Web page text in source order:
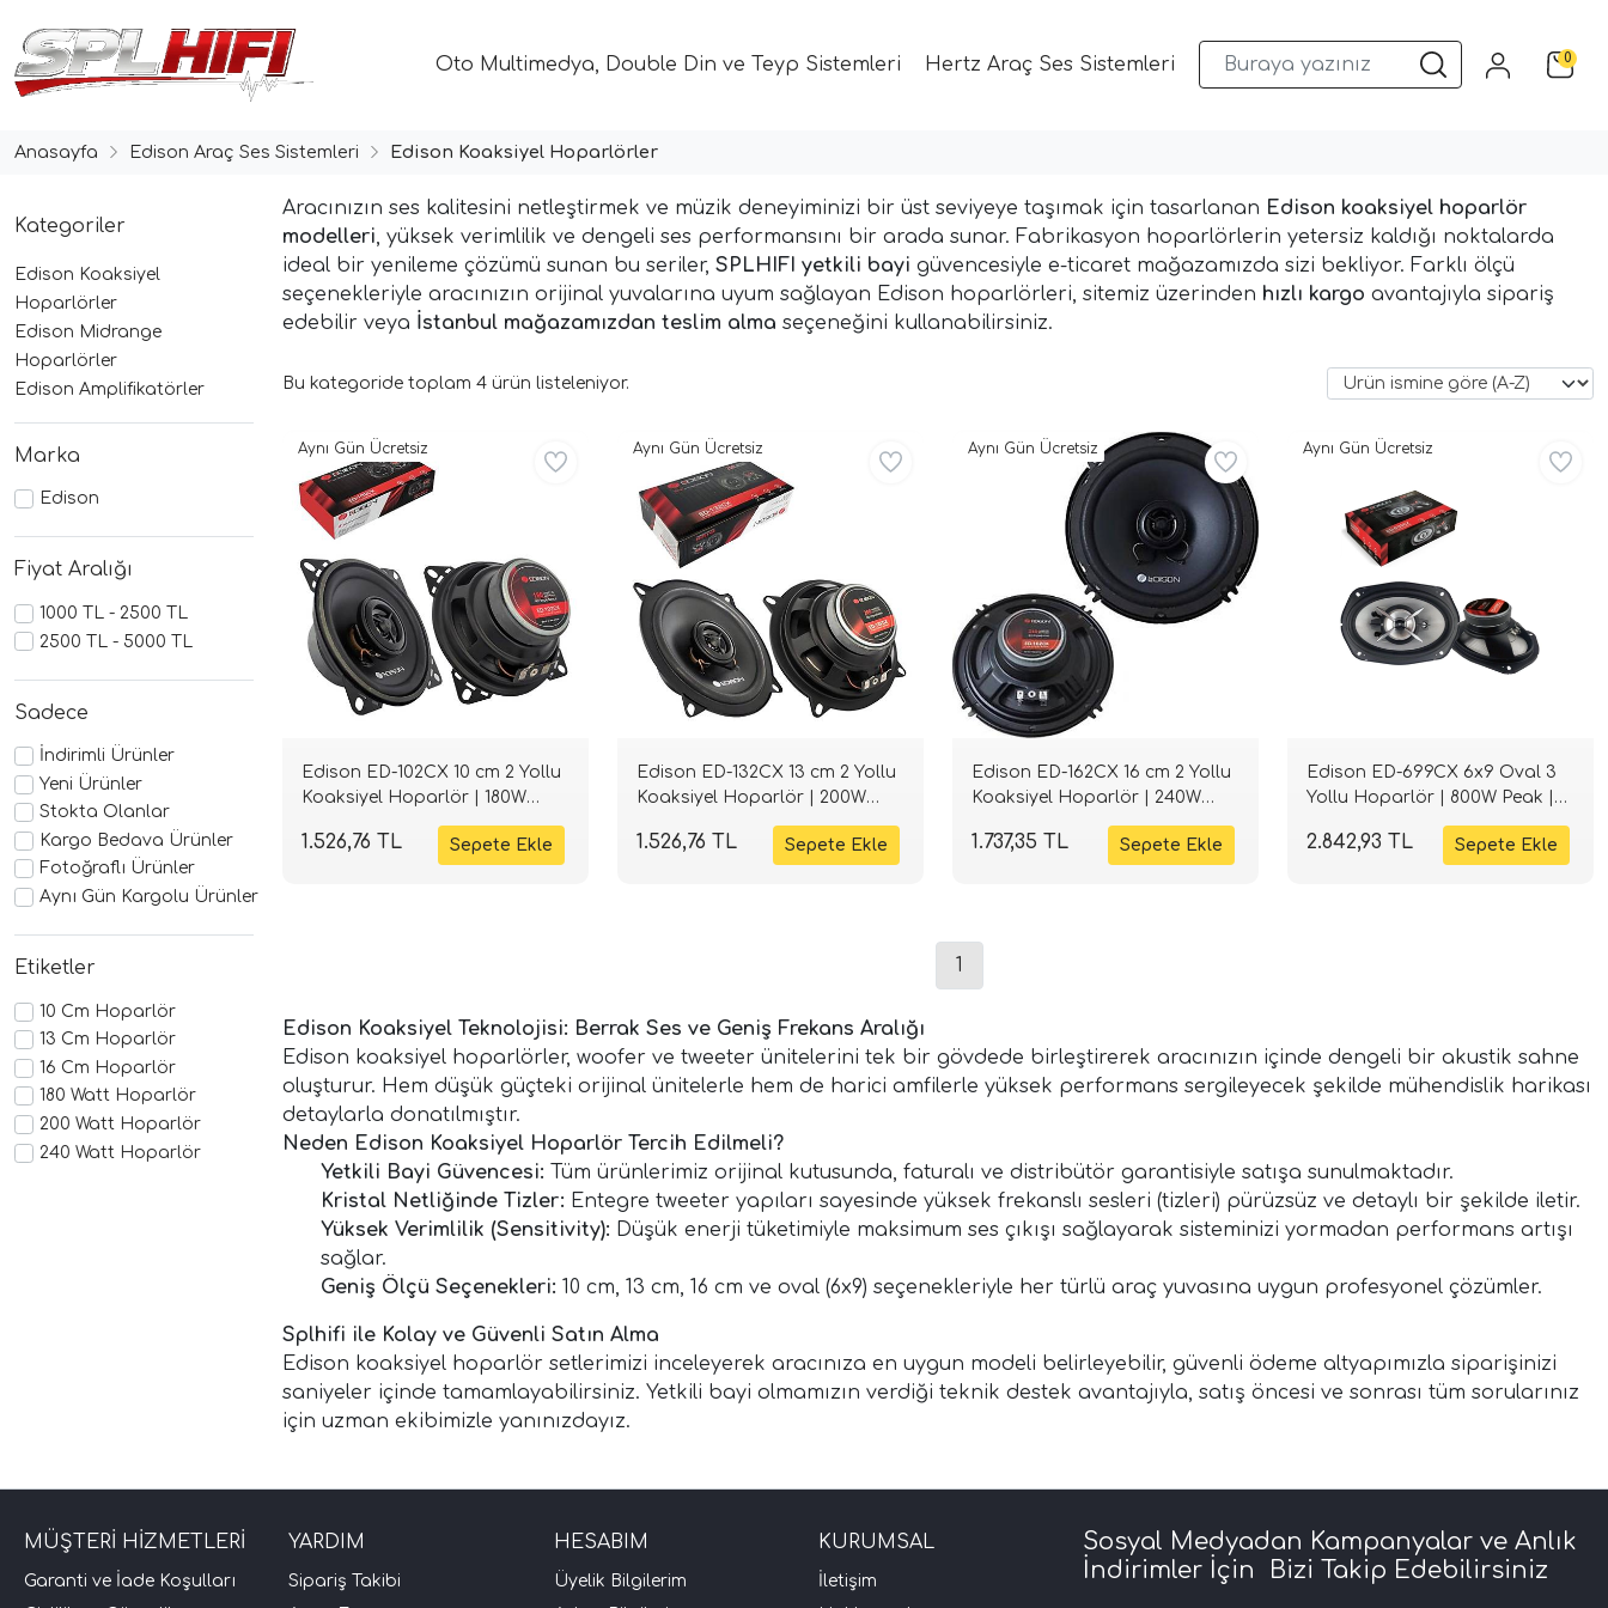
Oto Multimedya, Double Din ve Teyp Sistemleri Hertz Araç Ses Sistemleri Musway DSP ve Araç Ses Sistemleri 0
Anasayfa Edison Araç Ses Sistemleri Edison Koaksiyel Hoparlörler
Kategoriler
Edison Koaksiyel
Hoparlörler
Edison Midrange
Hoparlörler
Edison Amplifikatörler
Marka
Edison
Fiyat Aralığı
1000 TL - 2500 TL
2500 TL - 5000 TL
Sadece
İndirimli Ürünler
Yeni Ürünler
Stokta Olanlar
Kargo Bedava Ürünler
Fotoğraflı Ürünler
Aynı Gün Kargolu Ürünler
Etiketler
10 Cm Hoparlör
13 Cm Hoparlör
16 Cm Hoparlör
180 Watt Hoparlör
200 Watt Hoparlör
240 Watt Hoparlör
Edison Oval Hoparlör
Güçlü Oto Hoparlör
Mağazadan Teslim Al.
Mağazadan Teslim Hoparlör.
Aracınızın ses kalitesini netleştirmek ve müzik deneyiminizi bir üst seviyeye taşımak için tasarlanan Edison koaksiyel hoparlör
modelleri, yüksek verimlilik ve dengeli ses performansını bir arada sunar. Fabrikasyon hoparlörlerin yetersiz kaldığı noktalarda
ideal bir yenileme çözümü sunan bu seriler, SPLHIFI yetkili bayi güvencesiyle e-ticaret mağazamızda sizi bekliyor. Farklı ölçü
seçenekleriyle aracınızın orijinal yuvalarına uyum sağlayan Edison hoparlörleri, sitemiz üzerinden hızlı kargo avantajıyla sipariş
edebilir veya İstanbul mağazamızdan teslim alma seçeneğini kullanabilirsiniz.
Bu kategoride toplam 4 ürün listeleniyor.
Edison ED-102CX 10 cm 2 Yollu
Koaksiyel Hoparlör | 180W
1.526,76 TL
Aynı Gün Ücretsiz
Edison ED-132CX 13 cm 2 Yollu
Koaksiyel Hoparlör | 200W
1.526,76 TL
Aynı Gün Ücretsiz
Edison ED-162CX 16 cm 2 Yollu
Koaksiyel Hoparlör | 240W
1.737,35 TL
Aynı Gün Ücretsiz
Edison ED-699CX 6x9 Oval 3
Yollu Hoparlör | 800W Peak |
2.842,93 TL
Aynı Gün Ücretsiz
1
Edison Koaksiyel Teknolojisi: Berrak Ses ve Geniş Frekans Aralığı
Edison koaksiyel hoparlörler, woofer ve tweeter ünitelerini tek bir gövdede birleştirerek aracınızın içinde dengeli bir akustik sahne
oluşturur. Hem düşük güçteki orijinal ünitelerle hem de harici amfilerle yüksek performans sergileyecek şekilde mühendislik harikası
detaylarla donatılmıştır.
Neden Edison Koaksiyel Hoparlör Tercih Edilmeli?
Yetkili Bayi Güvencesi: Tüm ürünlerimiz orijinal kutusunda, faturalı ve distribütör garantisiyle satışa sunulmaktadır.
Kristal Netliğinde Tizler: Entegre tweeter yapıları sayesinde yüksek frekanslı sesleri (tizleri) pürüzsüz ve detaylı bir şekilde iletir.
Yüksek Verimlilik (Sensitivity): Düşük enerji tüketimiyle maksimum ses çıkışı sağlayarak sisteminizi yormadan performans artışı
sağlar.
Geniş Ölçü Seçenekleri: 10 cm, 13 cm, 16 cm ve oval (6x9) seçenekleriyle her türlü araç yuvasına uygun profesyonel çözümler.
Splhifi ile Kolay ve Güvenli Satın Alma
Edison koaksiyel hoparlör setlerimizi inceleyerek aracınıza en uygun modeli belirleyebilir, güvenli ödeme altyapımızla siparişinizi
saniyeler içinde tamamlayabilirsiniz. Yetkili bayi olmamızın verdiği teknik destek avantajıyla, satış öncesi ve sonrası tüm sorularınız
için uzman ekibimizle yanınızdayız.
MÜŞTERİ HİZMETLERİ
Garanti ve İade Koşulları
YARDIM
Sipariş Takibi
HESABIM
Üyelik Bilgilerim
KURUMSAL
İletişim
Sosyal Medyadan Kampanyalar ve Anlık
İndirimler İçin Bizi Takip Edebilirsiniz